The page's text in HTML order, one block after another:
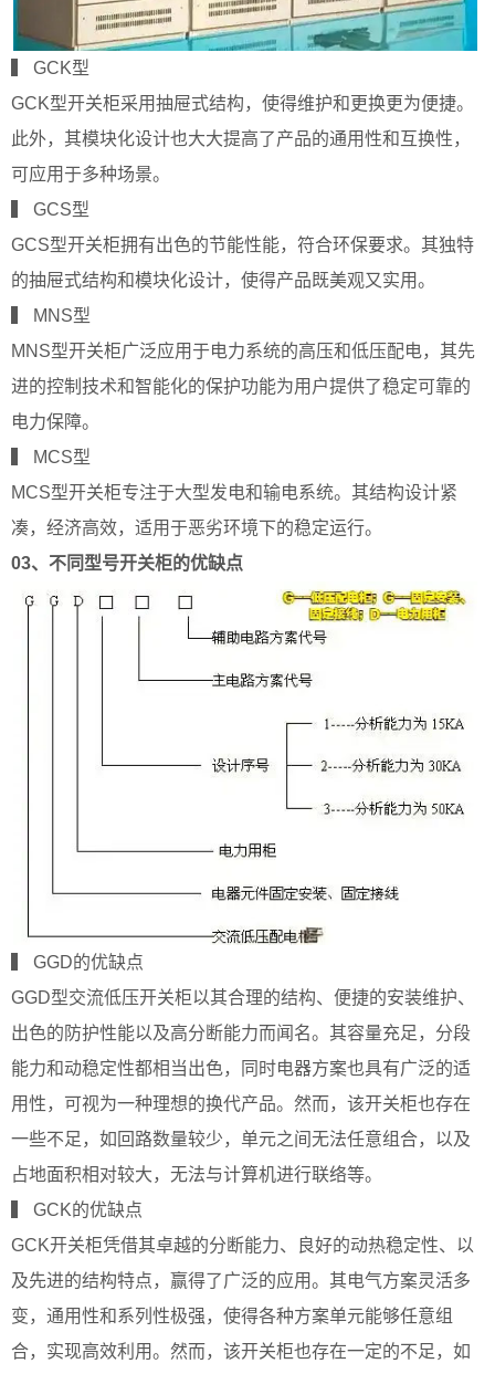
▍ GCK型
GCK型开关柜采用抽屉式结构，使得维护和更换更为便捷。
此外，其模块化设计也大大提高了产品的通用性和互换性，
可应用于多种场景。
▍ GCS型
GCS型开关柜拥有出色的节能性能，符合环保要求。其独特
的抽屉式结构和模块化设计，使得产品既美观又实用。
▍ MNS型
MNS型开关柜广泛应用于电力系统的高压和低压配电，其先
进的控制技术和智能化的保护功能为用户提供了稳定可靠的
电力保障。
▍ MCS型
MCS型开关柜专注于大型发电和输电系统。其结构设计紧
凑，经济高效，适用于恶劣环境下的稳定运行。
03、 不同型号开关柜的优缺点
▍ GGD的优缺点
GGD型交流低压开关柜以其合理的结构、便捷的安装维护、
出色的防护性能以及高分断能力而闻名。其容量充足，分段
能力和动稳定性都相当出色，同时电器方案也具有广泛的适
用性，可视为一种理想的换代产品。然而，该开关柜也存在
一些不足，如回路数量较少，单元之间无法任意组合，以及
占地面积相对较大，无法与计算机进行联络等。
▍ GCK的优缺点
GCK开关柜凭借其卓越的分断能力、良好的动热稳定性、以
及先进的结构特点，赢得了广泛的应用。其电气方案灵活多
变，通用性和系列性极强，使得各种方案单元能够任意组
合，实现高效利用。然而，该开关柜也存在一定的不足，如